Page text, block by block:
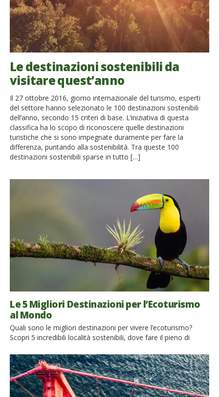
Le destinazioni sostenibili da
visitare quest’anno
Il 27 ottobre 2016, giorno internazionale del turismo, esperti
del settore hanno selezionato le 100 destinazioni sostenibili
dell’anno, secondo 15 criteri di base. L’iniziativa di questa
classifica ha lo scopo di riconoscere quelle destinazioni
turistiche che si sono impegnate duramente per fare la
differenza, puntando alla sostenibilità. Tra queste 100
destinazioni sostenibili sparse in tutto […]
Le 5 Migliori Destinazioni per l’Ecoturismo
al Mondo
Quali sono le migliori destinazioni per vivere l’ecoturismo?
Scopri 5 incredibili località sostenibili, dove fare il pieno di
ricercano destinazioni dove viverlo, ma non è certo una
sorpresa: la situazione ambientale sta peggiorando sempre di
più ogni anno che passa. Le persone e le […]